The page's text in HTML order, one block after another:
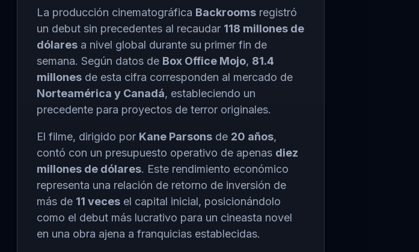
La producción cinematográfica Backrooms registró
un debut sin precedentes al recaudar 118 millones de
dólares a nivel global durante su primer fin de
semana. Según datos de Box Office Mojo, 81.4
millones de esta cifra corresponden al mercado de
Norteamérica y Canadá, estableciendo un
precedente para proyectos de terror originales.
El filme, dirigido por Kane Parsons de 20 años,
contó con un presupuesto operativo de apenas diez
millones de dólares. Este rendimiento económico
representa una relación de retorno de inversión de
más de 11 veces el capital inicial, posicionándolo
como el debut más lucrativo para un cineasta novel
en una obra ajena a franquicias establecidas.